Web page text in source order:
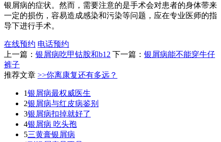
银屑病的症状。然而，需要注意的是手术会对患者的身体带来
一定的损伤，容易造成感染和污染等问题，应在专业医师的指
导下进行手术。
在线预约 电话预约
上一篇： 银屑病吃甲钴胺和b12 下一篇： 银屑病能不能穿牛仔
裤子
推荐文章 >>你离康复还有多远？
1银屑病最权威医生
2银屑病与红皮病鉴别
3银屑病扣掉就好了
4银屑病 吃头孢
5三黄膏银屑病